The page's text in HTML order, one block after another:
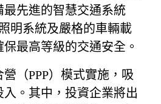
最先進的智慧交通系統
明系統及嚴格的車輛載
最高等級的交通安全。
（PPP）模式實施，吸
。其中，投資企業將出